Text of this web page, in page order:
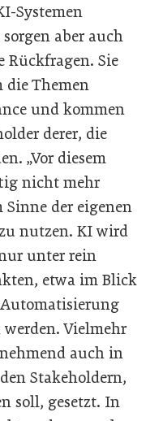
Systemen
aber auch
Sie
die Themen
und kommen
derer, die
„Vor diesem
nicht mehr
der eigenen
nutzen. KI wird
unter rein
etwa im Blick
Automatisierung
Vielmehr
auch in
Stakeholdern,
soll, gesetzt. In